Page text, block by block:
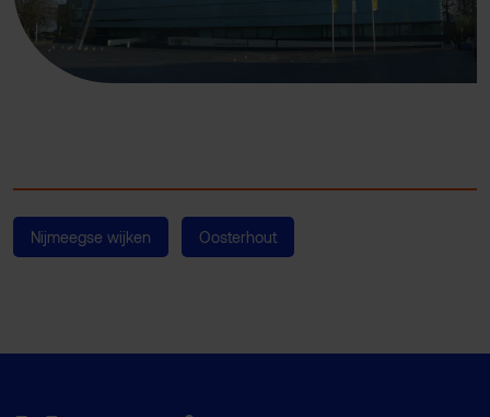
Nijmeegse wijken Oosterhout